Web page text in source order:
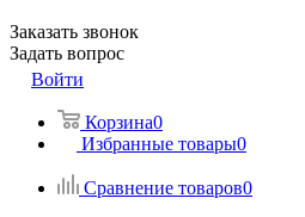
Заказать звонок
Задать вопрос
Войти
Корзина0
Избранные товары0
Сравнение товаров0